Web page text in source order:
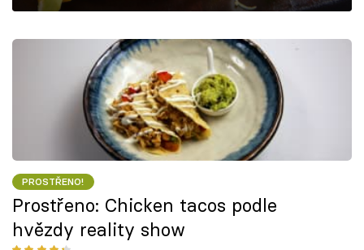
Přihlášení
PROSTŘENO!
Prostřeno: Chicken tacos podle
hvězdy reality show